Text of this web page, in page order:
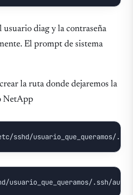
usuario diag y la contraseña
El prompt de sistema
la ruta donde dejaremos la
NetApp
sshd/usuario_que_queramos/.ssh
usuario_que_queramos/.ssh/